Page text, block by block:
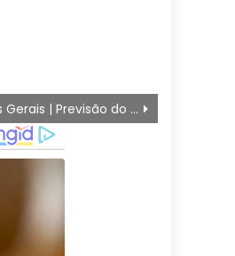
Agência Minas Gerais | Previsão do tempo para Minas Gerais nesta terça-feira, 23 de junho